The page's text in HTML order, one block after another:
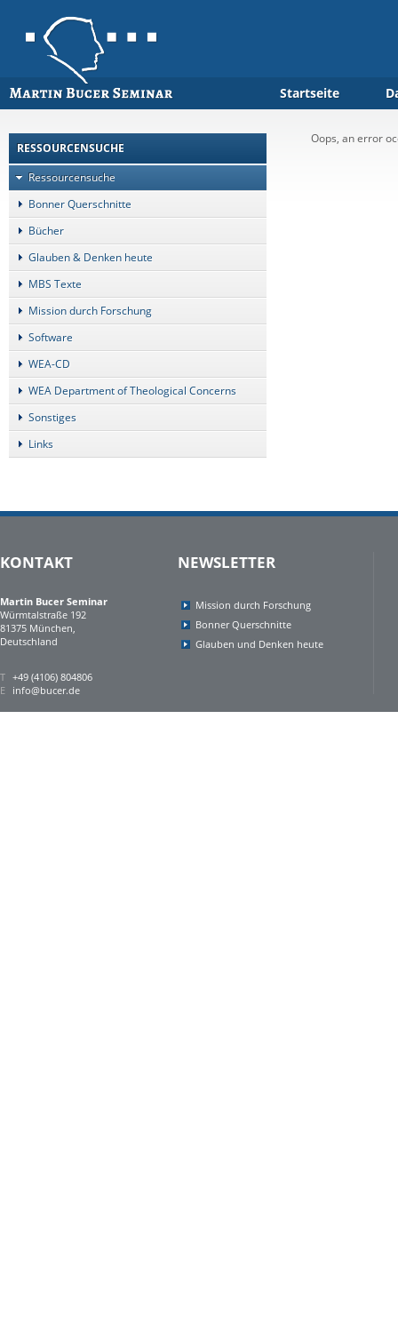
Startseite
RESSOURCENSUCHE
Ressourcensuche
Bonner Querschnitte
Bücher
Glauben & Denken heute
MBS Texte
Mission durch Forschung
Software
WEA-CD
WEA Department of Theological Concerns
Sonstiges
Links
Oops, an error
KONTAKT
Martin Bucer Seminar
Würmtalstraße 192
81375 München,
Deutschland
T +49 (4106) 804806
E info@bucer.de
NEWSLETTER
Mission durch Forschung
Bonner Querschnitte
Glauben und Denken heute